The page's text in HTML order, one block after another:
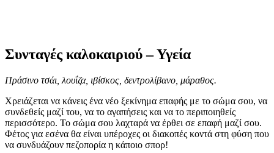
Συνταγές καλοκαιριού – Υγεία
Πράσινο τσάι, λουΐζα, ιβίσκος, δεντρολίβανο, μάραθος.
Χρειάζεται να κάνεις ένα νέο ξεκίνημα επαφής με το σώμα σου, να
συνδεθείς μαζί του, να το αγαπήσεις και να το περιποιηθείς
περισσότερο. Το σώμα σου λαχταρά να έρθει σε επαφή μαζί σου.
Φέτος για εσένα θα είναι υπέροχες οι διακοπές κοντά στη φύση που
να συνδυάζουν πεζοπορία η κάποιο σπορ!